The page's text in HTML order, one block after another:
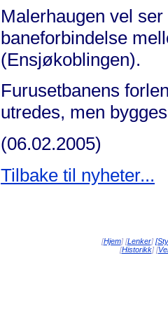
Malerhaugen vel
baneforbindelse
(Ensjøkoblingen).
Furusetbanens
utredes, men
(06.02.2005)
Tilbake til nyheter...
[Hjem] [Lenker]
[Historikk] [